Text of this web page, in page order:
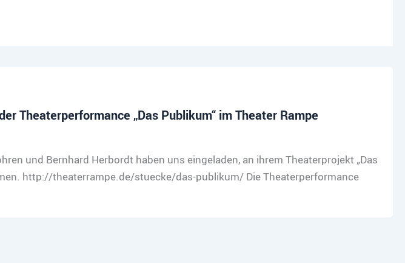
Theaterperformance „Das Publikum“ im Theater Rampe
und Bernhard Herbordt haben uns eingeladen, an ihrem Theaterprojekt „Das
http://theaterrampe.de/stuecke/das-publikum/ Die Theaterperformance